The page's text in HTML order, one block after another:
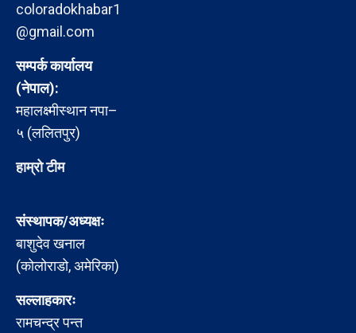
coloradokhabar1
@gmail.com
सम्पर्क कार्यालय
(नेपाल):
महालक्ष्मीस्थान नपा–
५ (ललितपुर)
हाम्रो टीम
संस्थापक/अध्यक्षः
बाशुदेव खनाल
(कोलोराडो, अमेरिका)
सल्लाहकारः
रामचन्द्र पन्त